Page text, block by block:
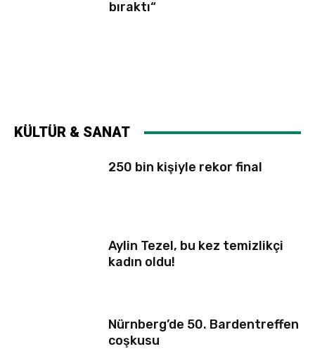
bıraktı“
KÜLTÜR & SANAT
250 bin kişiyle rekor final
Aylin Tezel, bu kez temizlikçi
kadın oldu!
Nürnberg’de 50. Bardentreffen
coşkusu